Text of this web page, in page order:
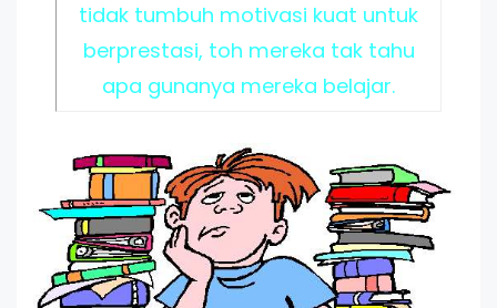
tidak tumbuh motivasi kuat untuk
berprestasi, toh mereka tak tahu
apa gunanya mereka belajar.